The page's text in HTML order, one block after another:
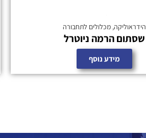
הידראוליקה, מכלולים לתחבורה
שסתום הרמה ניוטרל
מידע נוסף